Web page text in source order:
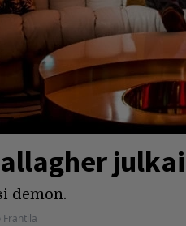
demon.
Fräntilä